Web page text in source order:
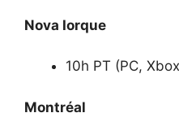
Nova Iorque
10h PT (PC,
Montréal